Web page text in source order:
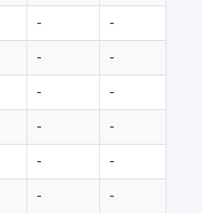
-
-
-
-
-
-
-
-
-
-
-
-